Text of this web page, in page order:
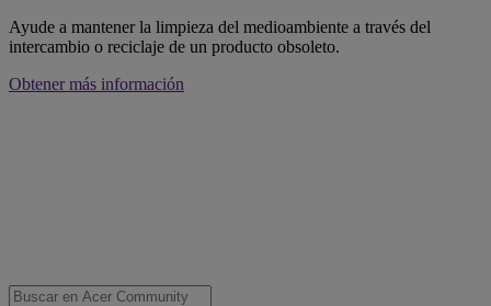
Ayude a mantener la limpieza del medioambiente a través del
intercambio o reciclaje de un producto obsoleto.
Obtener más información